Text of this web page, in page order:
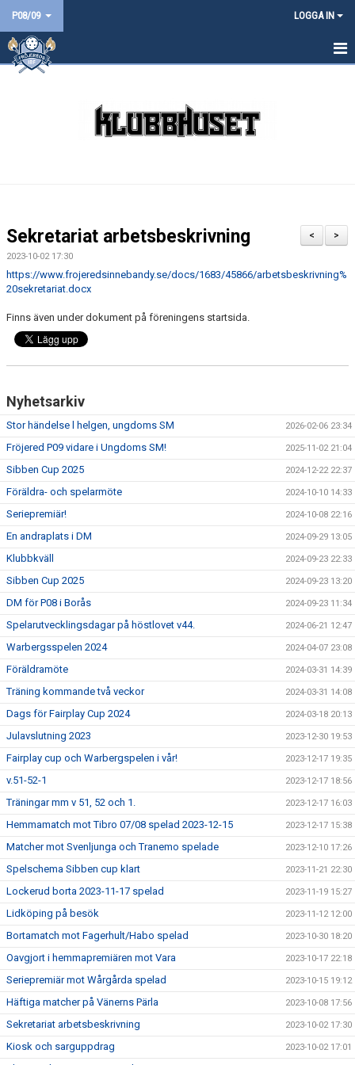
P08/09 LOGGA IN
BILDGALLERI
DOKUMENT
KONTAKT
>
<
Sekretariat arbetsbeskrivning
2023-10-02 17:30
https://www.frojeredsinnebandy.se/docs/1683/45866/arbetsbeskrivning%
20sekretariat.docx
Finns även under dokument på föreningens startsida.
Nyhetsarkiv
Stor händelse l helgen, ungdoms SM 2026-02-06 23:34
Fröjered P09 vidare i Ungdoms SM! 2025-11-02 21:04
Sibben Cup 2025 2024-12-22 22:37
Föräldra- och spelarmöte 2024-10-10 14:33
Seriepremiär! 2024-10-08 22:16
En andraplats i DM 2024-09-29 13:05
Klubbkväll 2024-09-23 22:33
Sibben Cup 2025 2024-09-23 13:20
DM för P08 i Borås 2024-09-23 11:34
Spelarutvecklingsdagar på höstlovet v44. 2024-06-21 12:47
Warbergsspelen 2024 2024-04-07 23:08
Föräldramöte 2024-03-31 14:39
Träning kommande två veckor 2024-03-31 14:08
Dags för Fairplay Cup 2024 2024-03-18 20:13
Julavslutning 2023 2023-12-30 19:53
Fairplay cup och Warbergspelen i vår! 2023-12-17 19:35
v.51-52-1 2023-12-17 18:56
Träningar mm v 51, 52 och 1. 2023-12-17 16:03
Hemmamatch mot Tibro 07/08 spelad 2023-12-15 2023-12-17 15:38
Matcher mot Svenljunga och Tranemo spelade 2023-12-10 17:26
Spelschema Sibben cup klart 2023-11-21 22:30
Lockerud borta 2023-11-17 spelad 2023-11-19 15:27
Lidköping på besök 2023-11-12 12:00
Bortamatch mot Fagerhult/Habo spelad 2023-10-30 18:20
Oavgjort i hemmapremiären mot Vara 2023-10-17 22:18
Seriepremiär mot Wårgårda spelad 2023-10-15 19:12
Häftiga matcher på Vänerns Pärla 2023-10-08 17:56
Sekretariat arbetsbeskrivning 2023-10-02 17:30
Kiosk och sarguppdrag 2023-10-02 17:01